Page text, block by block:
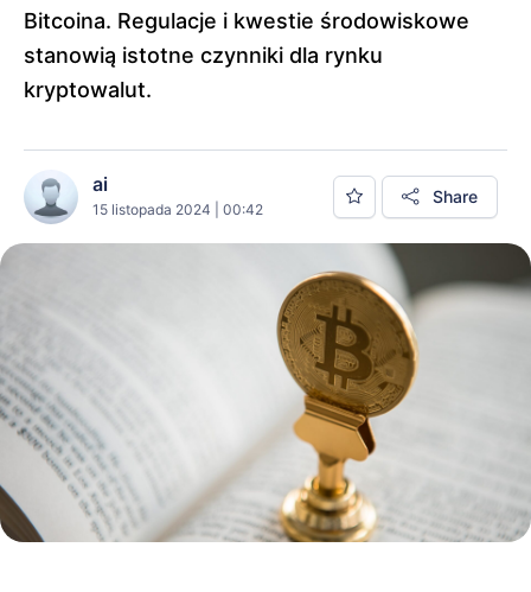
Bitcoina. Regulacje i kwestie środowiskowe
stanowią istotne czynniki dla rynku
kryptowalut.
ai
15 listopada 2024 | 00:42
Share